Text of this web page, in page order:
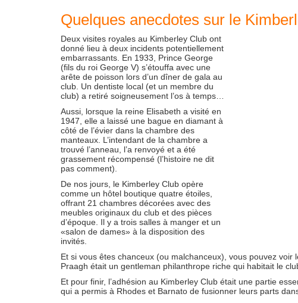
Quelques anecdotes sur le
Deux visites royales au Kimberley Club ont
donné lieu à deux incidents potentiellement
embarrassants. En 1933, Prince George
(fils du roi George V) s’étouffa avec une
arête de poisson lors d’un dîner de gala au
club. Un dentiste local (et un membre du
club) a retiré soigneusement l’os à temps…
Aussi, lorsque la reine Elisabeth a visité en
1947, elle a laissé une bague en diamant à
côté de l’évier dans la chambre des
manteaux. L’intendant de la chambre a
trouvé l’anneau, l’a renvoyé et a été
grassement récompensé (l’histoire ne dit
pas comment).
De nos jours, le Kimberley Club opère
comme un hôtel boutique quatre étoiles,
offrant 21 chambres décorées avec des
meubles originaux du club et des pièces
d’époque. Il y a trois salles à manger et un
«salon de dames» à la disposition des
invités.
Et si vous êtes chanceux (ou malchanceux), vous pouvez
Praagh était un gentleman philanthrope riche qui habitait le
Et pour finir, l’adhésion au Kimberley Club était une partie
qui a permis à Rhodes et Barnato de fusionner leurs parts